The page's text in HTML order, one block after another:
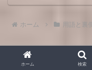
ホーム 用語と裏
ホーム 検索